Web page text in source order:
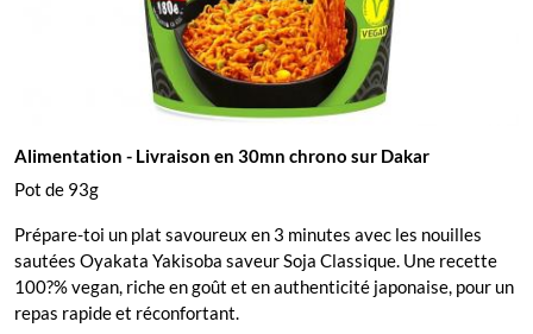
Alimentation - Livraison en 30mn chrono sur Dakar
Pot de 93g
Prépare-toi un plat savoureux en 3 minutes avec les nouilles
sautées Oyakata Yakisoba saveur Soja Classique. Une recette
100?% vegan, riche en goût et en authenticité japonaise, pour un
repas rapide et réconfortant.